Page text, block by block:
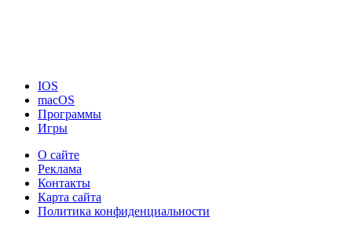
IOS
macOS
Программы
Игры
О сайте
Реклама
Контакты
Карта сайта
Политика конфиденциальности